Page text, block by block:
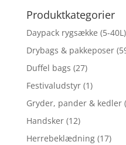
Produktkategorier
Daypack rygsække (5-40L)
Drybags & pakkeposer
Duffel bags (27)
Festivaludstyr (1)
Gryder, pander & kedler
Handsker (12)
Herrebeklædning (17)